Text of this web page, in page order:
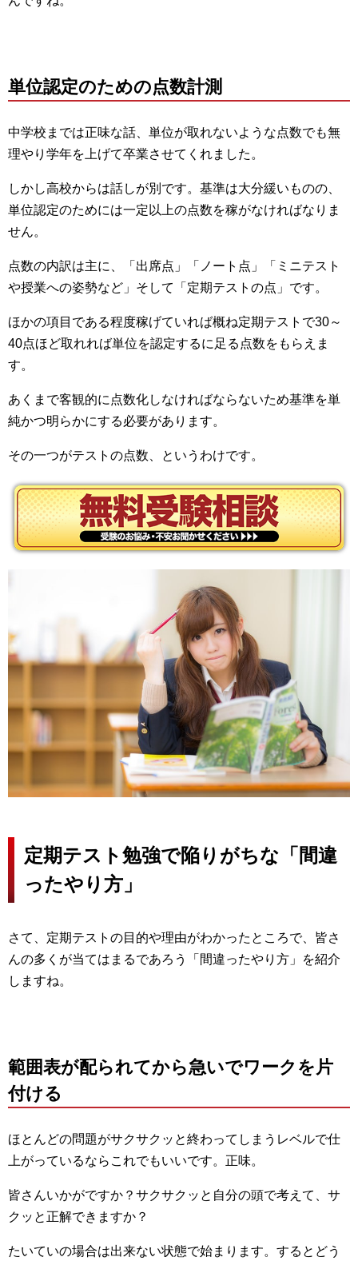
単位認定のための点数計測
中学校までは正味な話、単位が取れないような点数でも無
理やり学年を上げて卒業させてくれました。
しかし高校からは話しが別です。基準は大分緩いものの、
単位認定のためには一定以上の点数を稼がなければなりま
せん。
点数の内訳は主に、「出席点」「ノート点」「ミニテスト
や授業への姿勢など」そして「定期テストの点」です。
ほかの項目である程度稼げていれば概ね定期テストで30～
40点ほど取れれば単位を認定するに足る点数をもらえま
す。
あくまで客観的に点数化しなければならないため基準を単
純かつ明らかにする必要があります。
その一つがテストの点数、というわけです。
定期テスト勉強で陥りがちな「間違
ったやり方」
さて、定期テストの目的や理由がわかったところで、皆さ
んの多くが当てはまるであろう「間違ったやり方」を紹介
しますね。
範囲表が配られてから急いでワークを片
付ける
ほとんどの問題がサクサクッと終わってしまうレベルで仕
上がっているならこれでもいいです。正味。
皆さんいかがですか？サクサクッと自分の頭で考えて、サ
クッと正解できますか？
たいていの場合は出来ない状態で始まります。するとどう